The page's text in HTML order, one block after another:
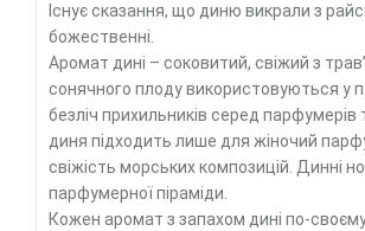
Існує сказання, що диню викрали з
божественні.
Аромат дині – соковитий, свіжий з
сонячного плоду використовуються у
безліч прихильників серед
диня підходить лише для жіночий
свіжість морських композицій. Динні
парфумерної піраміди.
Кожен аромат з запахом дині по-